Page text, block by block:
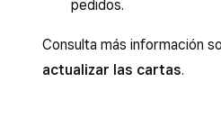
pedidos.
Consulta más información
actualizar las cartas.